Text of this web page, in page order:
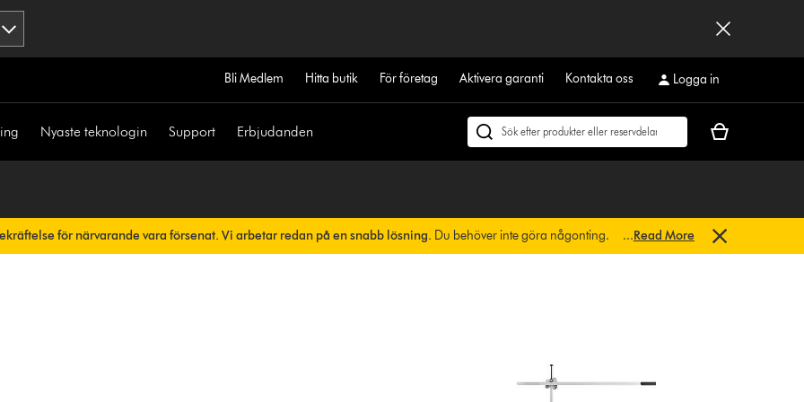
Bli Medlem Hitta butik För företag Aktivera garanti Kontakta oss Logga in
Nyaste teknologin Support Erbjudanden
Sök
Kundvagnen
för närvarande vara försenat. Vi arbetar redan på en snabb lösning. Du behöver inte göra någonting.
...Read More